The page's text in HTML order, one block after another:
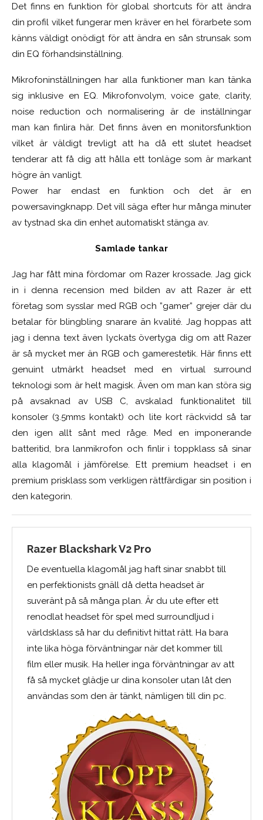
Det finns en funktion för global shortcuts för att ändra
din profil vilket fungerar men kräver en hel förarbete som
känns väldigt onödigt för att ändra en sån strunsak som
din EQ förhandsinställning.
Mikrofoninställningen har alla funktioner man kan tänka
sig inklusive en EQ. Mikrofonvolym, voice gate, clarity,
noise reduction och normalisering är de inställningar
man kan finlira här. Det finns även en monitorsfunktion
vilket är väldigt trevligt att ha då ett slutet headset
tenderar att få dig att hålla ett tonläge som är markant
högre än vanligt.
Power har endast en funktion och det är en
powersavingknapp. Det vill säga efter hur många minuter
av tystnad ska din enhet automatiskt stänga av.
Samlade tankar
Jag har fått mina fördomar om Razer krossade. Jag gick
in i denna recension med bilden av att Razer är ett
företag som sysslar med RGB och ”gamer” grejer där du
betalar för blingbling snarare än kvalité. Jag hoppas att
jag i denna text även lyckats övertyga dig om att Razer
är så mycket mer än RGB och gamerestetik. Här finns ett
genuint utmärkt headset med en virtual surround
teknologi som är helt magisk. Även om man kan störa sig
på avsaknad av USB C, avskalad funktionalitet till
konsoler (3.5mms kontakt) och lite kort räckvidd så tar
den igen allt sånt med råge. Med en imponerande
batteritid, bra lanmikrofon och finlir i toppklass så sinar
alla klagomål i jämförelse. Ett premium headset i en
premium prisklass som verkligen rättfärdigar sin position i
den kategorin.
Razer Blackshark V2 Pro
De eventuella klagomål jag haft sinar snabbt till
en perfektionists gnäll då detta headset är
suveränt på så många plan. Är du ute efter ett
renodlat headset för spel med surroundljud i
världsklass så har du definitivt hittat rätt. Ha bara
inte lika höga förväntningar när det kommer till
film eller musik. Ha heller inga förväntningar av att
få så mycket glädje ur dina konsoler utan låt den
användas som den är tänkt, nämligen till din pc.